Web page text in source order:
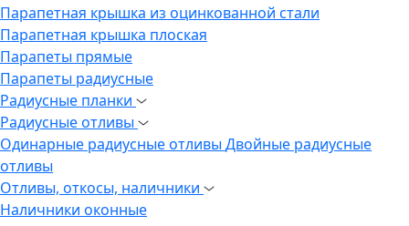
Парапетная крышка из оцинкованной стали
Парапетная крышка плоская
Парапеты прямые
Парапеты радиусные
Радиусные планки
Радиусные отливы
Одинарные радиусные отливы Двойные радиусные
отливы
Отливы, откосы, наличники
Наличники оконные